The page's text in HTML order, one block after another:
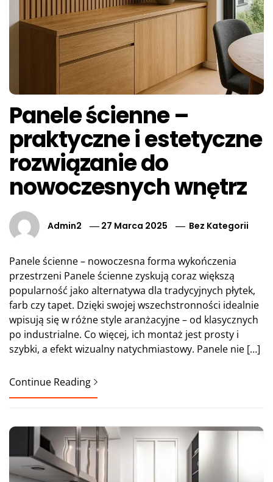
Panele ścienne –
praktyczne i estetyczne
rozwiązanie do
nowoczesnych wnętrz
Admin2 27 Marca 2025 Bez Kategorii
Panele ścienne – nowoczesna forma wykończenia
przestrzeni Panele ścienne zyskują coraz większą
popularność jako alternatywa dla tradycyjnych płytek,
farb czy tapet. Dzięki swojej wszechstronności idealnie
wpisują się w różne style aranżacyjne – od klasycznych
po industrialne. Co więcej, ich montaż jest prosty i
szybki, a efekt wizualny natychmiastowy. Panele nie […]
Continue Reading